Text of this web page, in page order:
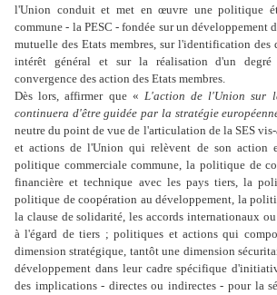
l'Union conduit et met en œuvre une politique
commune - la PESC - fondée sur un
mutuelle des Etats membres, sur l'identification des
intérêt général et sur la réalisation d'un degré
convergence des action des Etats membres.
Dès lors, affirmer que « L'action de l'Union sur
continuera d'être guidée par la stratégie
neutre du point de vue de l'articulation de la SES
et actions de l'Union qui relèvent de son action
politique commerciale commune, la politique de
financière et technique avec les pays tiers, la
politique de coopération au développement, la
la clause de solidarité, les accords internationaux
à l'égard de tiers ; politiques et actions qui
dimension stratégique, tantôt une dimension
développement dans leur cadre spécifique
des implications - directes ou indirectes - pour la